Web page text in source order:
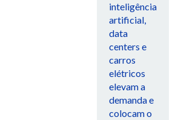
inteligência
artificial,
data
centers e
carros
elétricos
elevam a
demanda e
colocam o